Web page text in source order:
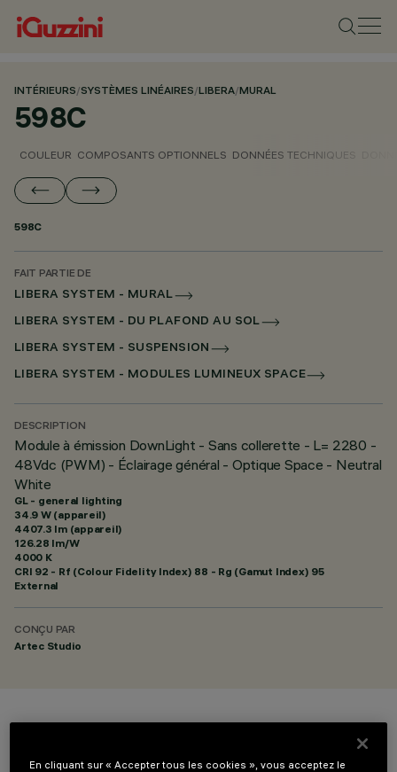
INTÉRIEURS/SYSTÈMES LINÉAIRES/LIBERA/MURAL
598C
COULEUR COMPOSANTS OPTIONNELS DONNÉES TECHNIQUES
598C
FAIT PARTIE DE
LIBERA SYSTEM - MURAL
LIBERA SYSTEM - DU PLAFOND AU SOL
LIBERA SYSTEM - SUSPENSION
LIBERA SYSTEM - MODULES LUMINEUX SPACE
DESCRIPTION
Module à émission DownLight - Sans collerette - L= 2280 -
48Vdc (PWM) - Éclairage général - Optique Space - Neutral
White
GL - general lighting
34.9 W (appareil)
4407.3 lm (appareil)
126.28 lm/W
4000 K
CRI 92 - Rf (Colour Fidelity Index) 88 - Rg (Gamut Index) 95
External
CONÇU PAR
Artec Studio
En cliquant sur « Accepter tous les cookies », vous acceptez le